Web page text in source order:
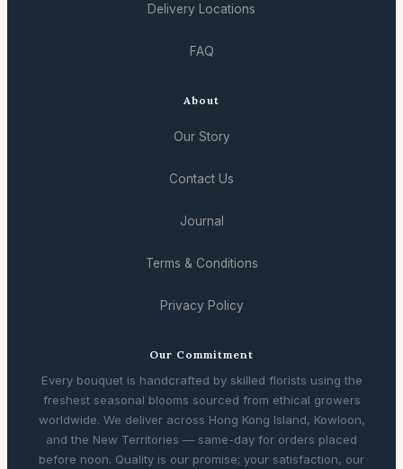
Delivery Locations
FAQ
About
Our Story
Contact Us
Journal
Terms & Conditions
Privacy Policy
Our Commitment
Every bouquet is handcrafted by skilled florists using the
freshest seasonal blooms sourced from ethical growers
worldwide. We deliver across Hong Kong Island, Kowloon,
and the New Territories — same-day for orders placed
before noon. Quality is our promise; your satisfaction, our